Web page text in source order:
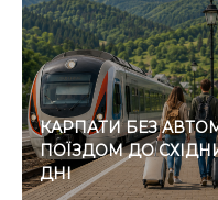
КАРПАТИ БЕЗ
ПОЇЗДОМ ДО
ДНІ